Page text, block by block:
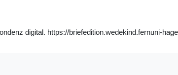
digital. https://briefedition.wedekind.fernuni-